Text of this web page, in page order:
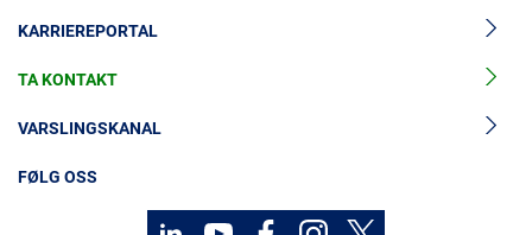
Mellomspenningskabler
Mellomspenningskabeltilbehør
Høyspenningskabelløsninger
Nyheter og presse
Vår historie
Investorer
Bærekraft
KARRIEREPORTAL
TA KONTAKT
VARSLINGSKANAL
FØLG OSS